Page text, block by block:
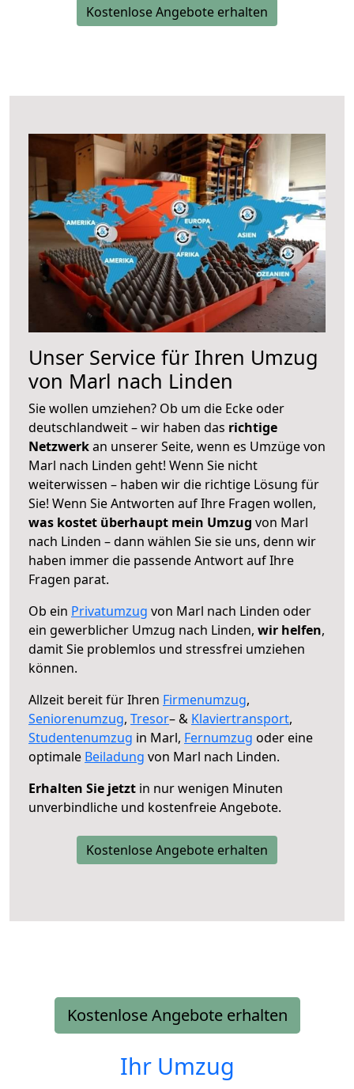
Kostenlose Angebote erhalten
Unser Service für Ihren Umzug
von Marl nach Linden
Sie wollen umziehen? Ob um die Ecke oder
deutschlandweit – wir haben das richtige
Netzwerkan unserer Seite, wenn es Umzüge von
Marl nach Linden geht! Wenn Sie nicht
weiterwissen – haben wir die richtige Lösung für
Sie! Wenn Sie Antworten auf Ihre Fragen wollen,
was kostet überhaupt mein Umzug von Marl
nach Linden – dann wählen Sie sie uns, denn wir
haben immer die passende Antwort auf Ihre
Fragen parat.
Ob ein Privatumzug von Marl nach Linden oder
ein gewerblicher Umzug nach Linden, wir helfen,
damit Sie problemlos und stressfrei umziehen
können.
Allzeit bereit für Ihren Firmenumzug,
Seniorenumzug, Tresor– & Klaviertransport,
Studentenumzug in Marl, Fernumzug oder eine
optimale Beiladung von Marl nach Linden.
Erhalten Sie jetzt in nur wenigen Minuten
unverbindliche und kostenfreie Angebote.
Kostenlose Angebote erhalten
Kostenlose Angebote erhalten
Ihr Umzug